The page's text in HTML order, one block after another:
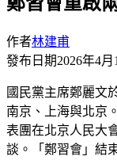
作者林建甫
發布日期2026年4月
國民黨主席鄭麗文
南京、上海與北京
表團在北京人民大
談。「鄭習會」結